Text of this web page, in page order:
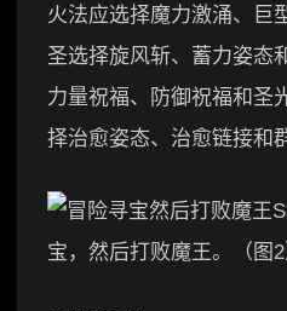
火法应选择魔力激涌、巨
圣选择旋风斩、蓄力姿态
力量祝福、防御祝福和圣
择治愈姿态、治愈链接和